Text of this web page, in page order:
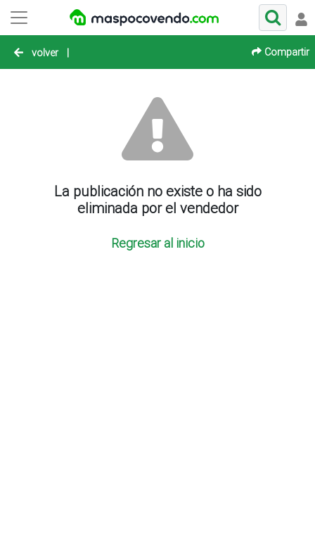
volver | Compartir
La publicación no existe o ha sido
eliminada por el vendedor
Regresar al inicio